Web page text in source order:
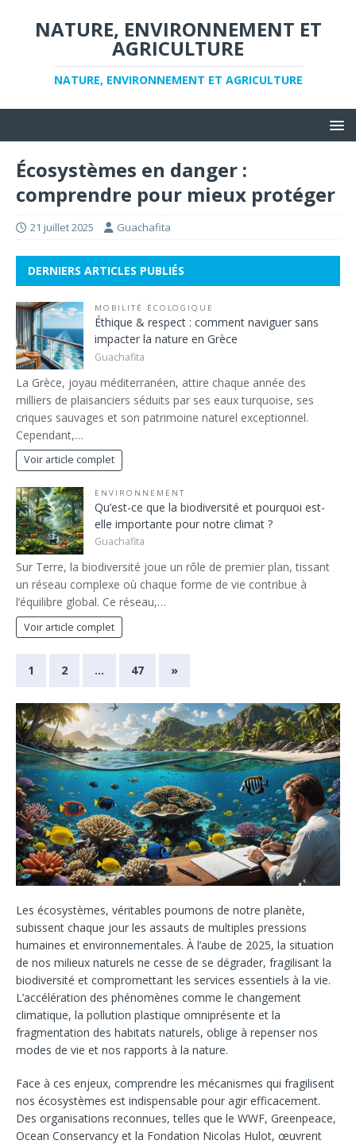
NATURE, ENVIRONNEMENT ET
AGRICULTURE
NATURE, ENVIRONNEMENT ET AGRICULTURE
Écosystèmes en danger :
comprendre pour mieux protéger
21 juillet 2025 Guachafita
DERNIERS ARTICLES PUBLIÉS
MOBILITÉ ÉCOLOGIQUE
Éthique & respect : comment naviguer sans
impacter la nature en Grèce
Guachafita
La Grèce, joyau méditerranéen, attire chaque année des
milliers de plaisanciers séduits par ses eaux turquoise, ses
criques sauvages et son patrimoine naturel exceptionnel.
Cependant,…
Voir article complet
ENVIRONNEMENT
Qu’est-ce que la biodiversité et pourquoi est-
elle importante pour notre climat ?
Guachafita
Sur Terre, la biodiversité joue un rôle de premier plan, tissant
un réseau complexe où chaque forme de vie contribue à
l’équilibre global. Ce réseau,…
Voir article complet
1 2 … 47 »
Les écosystèmes, véritables poumons de notre planète,
subissent chaque jour les assauts de multiples pressions
humaines et environnementales. À l’aube de 2025, la situation
de nos milieux naturels ne cesse de se dégrader, fragilisant la
biodiversité et compromettant les services essentiels à la vie.
L’accélération des phénomènes comme le changement
climatique, la pollution plastique omniprésente et la
fragmentation des habitats naturels, oblige à repenser nos
modes de vie et nos rapports à la nature.
Face à ces enjeux, comprendre les mécanismes qui fragilisent
nos écosystèmes est indispensable pour agir efficacement.
Des organisations reconnues, telles que le WWF, Greenpeace,
Ocean Conservancy et la Fondation Nicolas Hulot, œuvrent